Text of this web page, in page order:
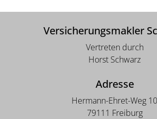
Versicherungsmakler
Vertreten durch
Horst Schwarz
Adresse
Hermann-Ehret-Weg 10
79111 Freiburg